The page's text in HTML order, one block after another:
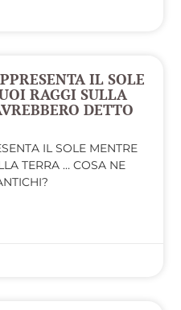
IL SOLE
RAGGI SULLA
DETTO
IL SOLE MENTRE
TERRA … COSA NE